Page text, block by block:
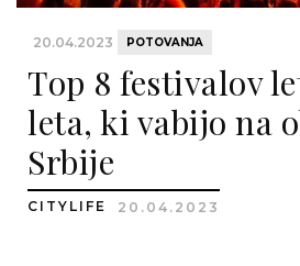
20.04.2023 POTOVANJA
Top 8 festivalov
leta, ki vabijo na
Srbije
CITYLIFE 20.04.2023